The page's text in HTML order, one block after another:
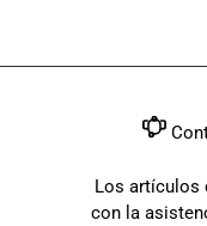
Los artículos
con la